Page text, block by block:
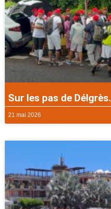
Sur les pas de Délgrès.
21 mai 2026